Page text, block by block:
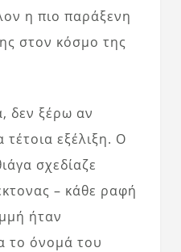
η πιο παράξενη
στον κόσμο της
δεν ξέρω αν
τέτοια εξέλιξη. Ο
σχεδίαζε
– κάθε ραφή
ήταν
το όνομά του